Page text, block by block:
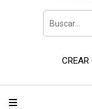
CREAR